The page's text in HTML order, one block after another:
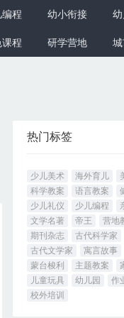
程 幼小衔接
程 研学营地
热门标签
少儿美术 海外育儿
科学教案
语言教案
少儿礼仪
少儿编程
文学名著
帝王 营地
期刊杂志
古代科学家
古代文学家
寓言故事
蒙台梭利
主题教案
儿童玩具
幼儿园
作
校外培训